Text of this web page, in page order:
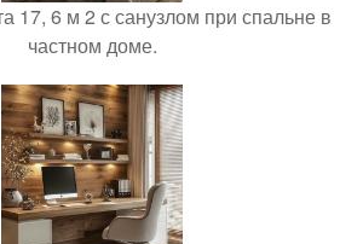
17, 6 м 2 с санузлом при спальне в
частном доме.